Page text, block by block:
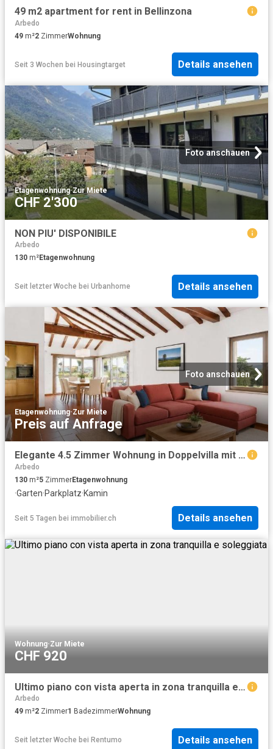
49 m2 apartment for rent in Bellinzona
Arbedo
49 m²2 ZimmerWohnung
Seit 3 Wochen bei Housingtarget Details ansehen
Foto anschauen
Etagenwohnung·Zur Miete
CHF 2'300
NON PIU' DISPONIBILE
Arbedo
130 m²Etagenwohnung
Seit letzter Woche bei Urbanhome Details ansehen
Foto anschauen
Etagenwohnung·Zur Miete
Preis auf Anfrage
Elegante 4.5 Zimmer Wohnung in Doppelvilla mit Garten, Arbedo Castione
Arbedo
130 m²5 ZimmerEtagenwohnung
·Garten·Parkplatz·Kamin
Seit 5 Tagen bei immobilier.ch Details ansehen
Wohnung·Zur Miete
CHF 920
Ultimo piano con vista aperta in zona tranquilla e soleggiata
Arbedo
49 m²2 Zimmer1 BadezimmerWohnung
Seit letzter Woche bei Rentumo Details ansehen